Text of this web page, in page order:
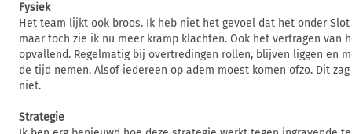
Fysiek
Het team lijkt ook broos. Ik heb niet het gevoel dat het onder
maar toch zie ik nu meer kramp klachten. Ook het vertragen van
opvallend. Regelmatig bij overtredingen rollen, blijven liggen en
de tijd nemen. Alsof iedereen op adem moest komen ofzo. Dit
niet.
Strategie